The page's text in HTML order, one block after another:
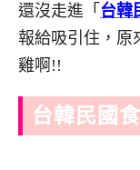
還沒走進「 台韓
報給吸引住，原
雞啊!!
台韓民國